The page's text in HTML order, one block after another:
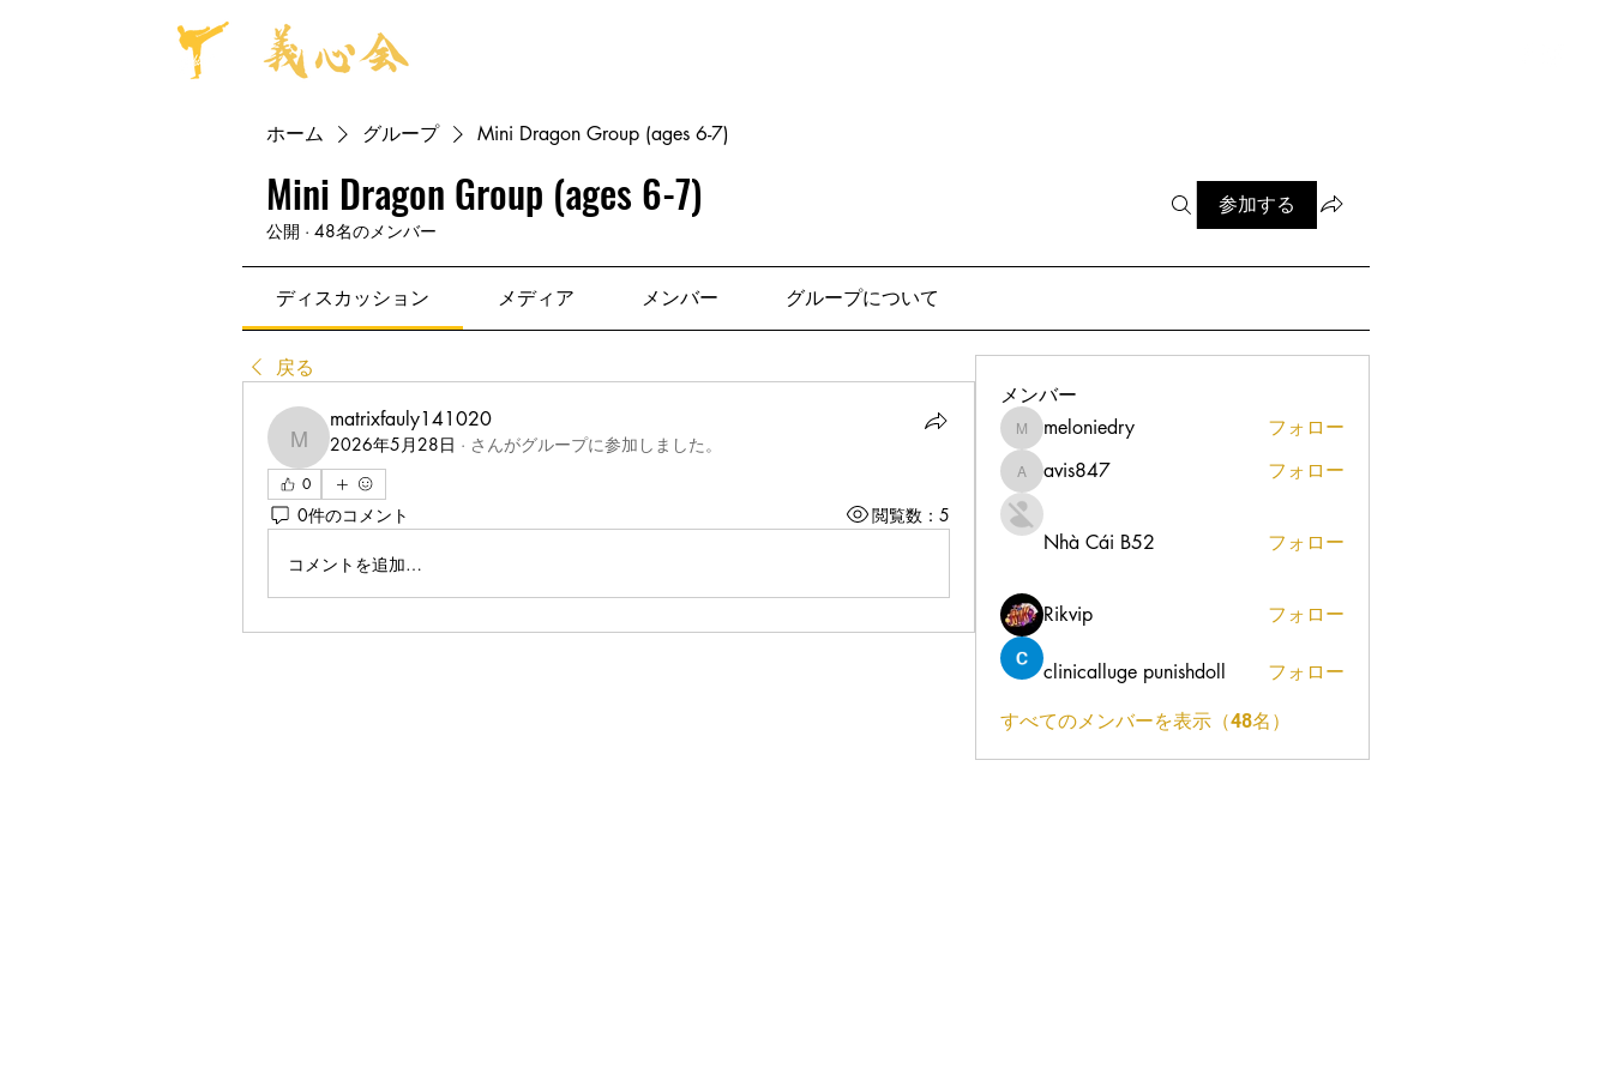
ホーム グループ Mini Dragon Group (ages 6-7)
Mini Dragon Group (ages 6-7)
公開 · 48名のメンバー
参加する
ディスカッション メディア メンバー グループについて
戻る
matrixfauly141020
matrixfauly141020
2026年5月28日 · さんがグループに参加しました。
0
0件のコメント 閲覧数：5
コメントを追加…
メンバー
meloniedry
meloniedry フォロー
avis847
avis847 フォロー
Nhà Cái B52 フォロー
Rikvip フォロー
clinicalluge punishdoll フォロー
すべてのメンバーを表示（48名）